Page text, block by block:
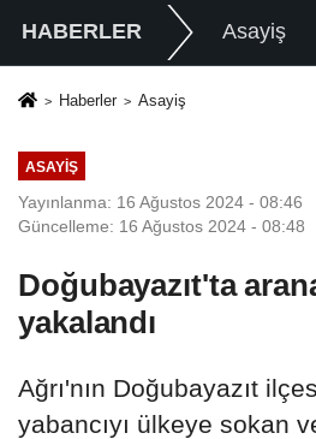
HABERLER Asayiş
Haberler Asayiş
ASAYIŞ
Yayınlanma: 16 Ağustos 2024 - 08:46
Güncelleme: 16 Ağustos 2024 - 08:48
Doğubayazıt'ta
yakalandı
Ağrı'nın Doğubayazıt
yabancıyı ülkeye sokan